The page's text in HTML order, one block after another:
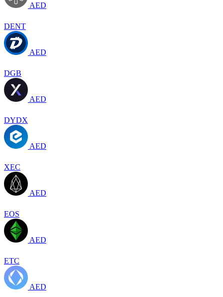
AED
DENT
AED
DGB
AED
DYDX
AED
XEC
AED
EOS
AED
ETC
AED